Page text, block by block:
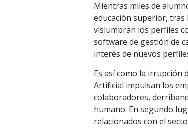
Mientras miles de
educación superior, tras
vislumbran los perfiles
software de gestión de
interés de nuevos
Es así como la irrupción
Artificial impulsan los
colaboradores,
humano. En segundo
relacionados con el